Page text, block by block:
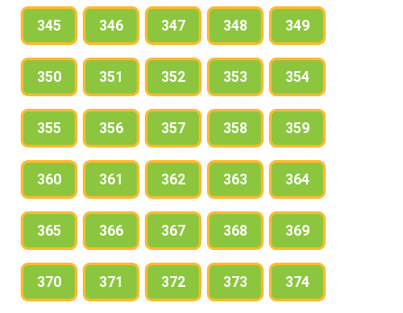
345 346 347 348 349
350 351 352 353 354
355 356 357 358 359
360 361 362 363 364
365 366 367 368 369
370 371 372 373 374